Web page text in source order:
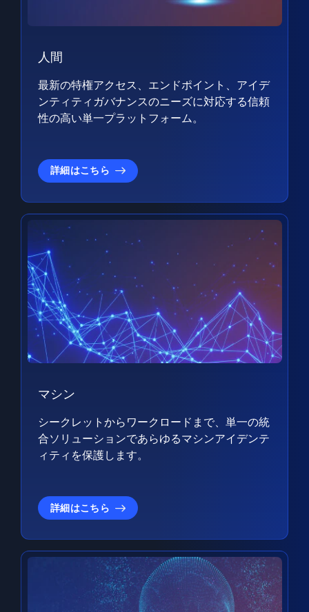
人間
最新の特権アクセス、エンドポイント、アイデ
ンティティガバナンスのニーズに対応する信頼
性の高い単一プラットフォーム。
詳細はこちら
マシン
シークレットからワークロードまで、単一の統
合ソリューションであらゆるマシンアイデンテ
ィティを保護します。
詳細はこちら